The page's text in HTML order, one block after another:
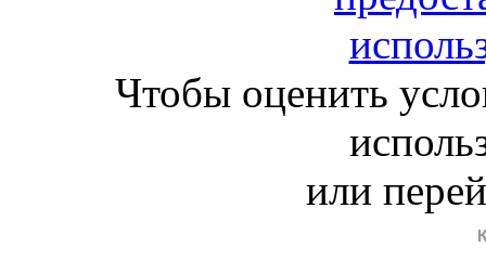
Чтобы оценить
или